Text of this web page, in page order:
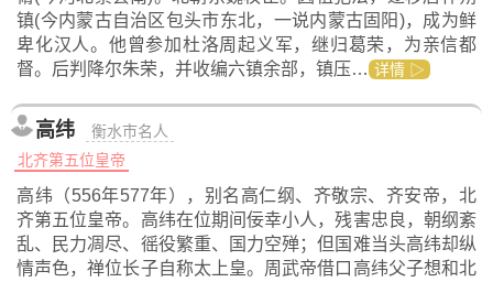
镇(今内蒙古自治区包头市东北，一说内蒙古固阳)，成为鲜
卑化汉人。他曾参加杜洛周起义军，继归葛荣，为亲信都
督。后判降尔朱荣，并收编六镇余部，镇压… 详情 ▷
高纬
衡水市名人
北齐第五位皇帝
高纬（556年577年），别名高仁纲、齐敬宗、齐安帝，北
齐第五位皇帝。高纬在位期间佞幸小人，残害忠良，朝纲紊
乱、民力凋尽、徭役繁重、国力空殚；但国难当头高纬却纵
情声色，禅位长子自称太上皇。周武帝借口高纬父子想和北